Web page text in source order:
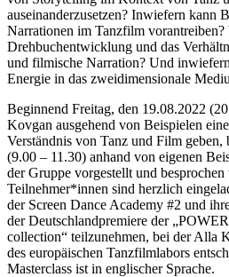
auseinanderzusetzen? Inwiefern kann
Narrationen im Tanzfilm vorantreiben?
Drehbuchentwicklung und das
und filmische Narration? Und
Energie in das zweidimensionale
Beginnend Freitag, den 19.08.2022
Kovgan ausgehend von Beispielen
Verständnis von Tanz und Film geben,
(9.00 – 11.30) anhand von eigenen
der Gruppe vorgestellt und
Teilnehmer*innen sind herzlich
der Screen Dance Academy #2 und
der Deutschlandpremiere der
collection“ teilzunehmen, bei der Alla
des europäischen Tanzfilmlabors
Masterclass ist in englischer Sprache.